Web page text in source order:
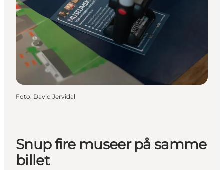
Foto: David Jervidal
Snup fire museer på samme
billet